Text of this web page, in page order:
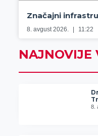
Značajni
8. avgust 2026. 11:22
NAJNOVIJE
8.